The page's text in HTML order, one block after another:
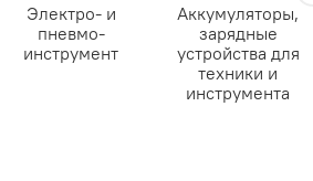
Электро- и
пневмо-
инструмент
Аккумуляторы,
зарядные
устройства для
техники и
инструмента